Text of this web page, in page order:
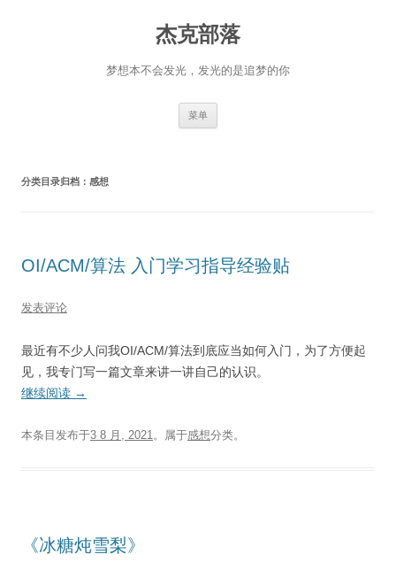
杰克部落
梦想本不会发光，发光的是追梦的你
菜单
分类目录归档： 感想
OI/ACM/算法 入门学习指导经验贴
发表评论
最近有不少人问我OI/ACM/算法到底应当如何入门，为了方便起
见，我专门写一篇文章来讲一讲自己的认识。
继续阅读 →
本条目发布于3 8 月, 2021。属于感想分类。
《冰糖炖雪梨》